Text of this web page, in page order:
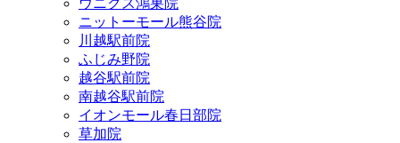
ニットーモール熊谷院
川越駅前院
ふじみ野院
越谷駅前院
南越谷駅前院
イオンモール春日部院
草加院